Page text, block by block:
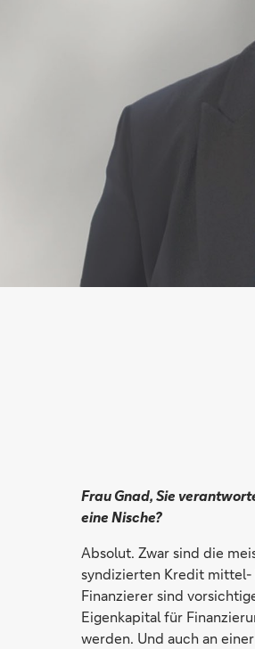
Frau Gnad, Sie
eine Nische?
Absolut. Zwar sind die
syndizierten Kredit mittel-
Finanzierer sind
Eigenkapital für
werden. Und auch an